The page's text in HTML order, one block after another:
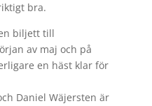
bra.
biljett till
av maj och på
en häst klar för
Daniel Wäjersten är